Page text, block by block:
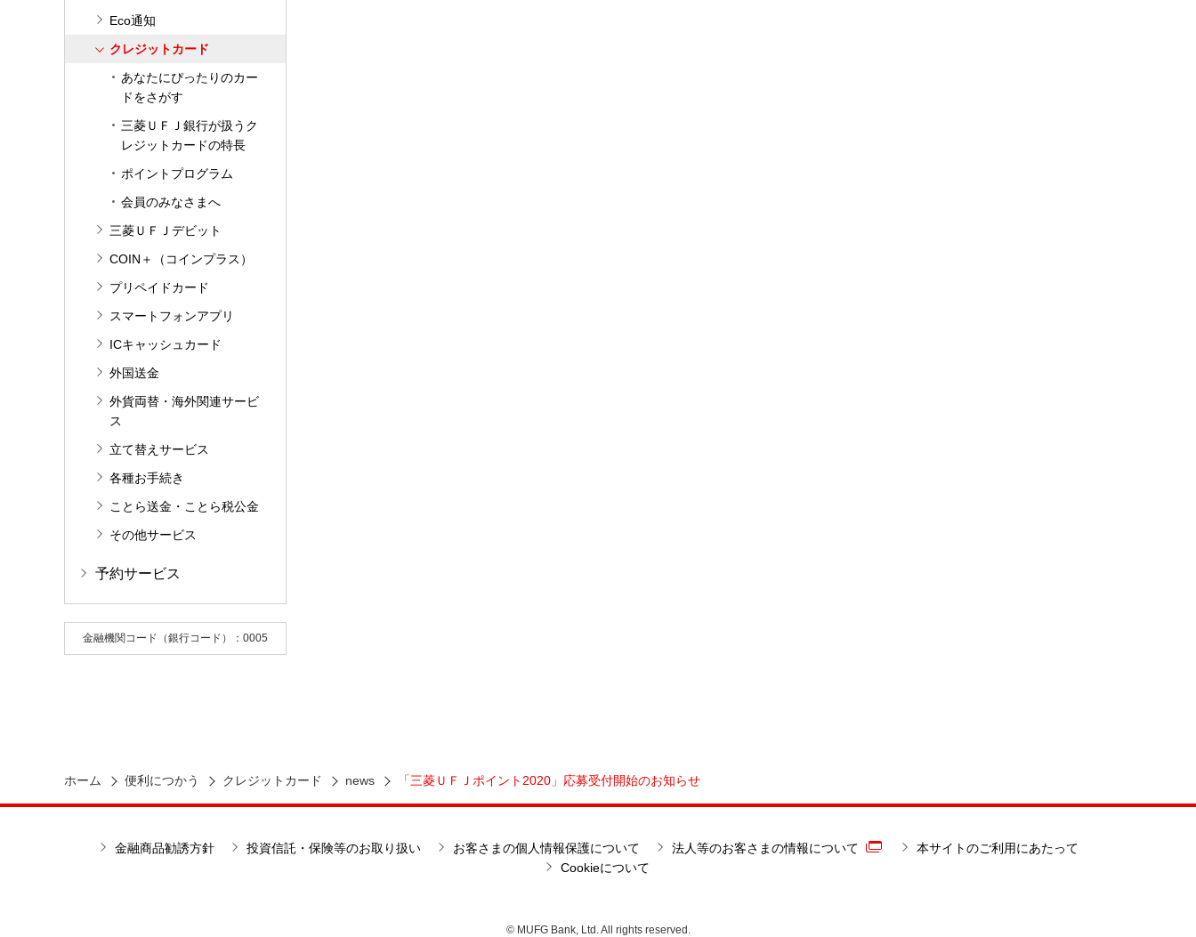
Eco通知
クレジットカード
あなたにぴったりのカー
ドをさがす
三菱ＵＦＪ銀行が扱うク
レジットカードの特長
ポイントプログラム
会員のみなさまへ
三菱ＵＦＪデビット
COIN＋（コインプラス）
プリペイドカード
スマートフォンアプリ
ICキャッシュカード
外国送金
外貨両替・海外関連サービ
ス
立て替えサービス
各種お手続き
ことら送金・ことら税公金
その他サービス
予約サービス
金融機関コード（銀行コード）：0005
ホーム 便利につかう クレジットカード news 「三菱ＵＦＪポイント2020」応募受付開始のお知らせ
金融商品勧誘方針 投資信託・保険等のお取り扱い お客さまの個人情報保護について 法人等のお客さまの情報について
本サイトのご利用にあたって
Cookieについて
© MUFG Bank, Ltd. All rights reserved.